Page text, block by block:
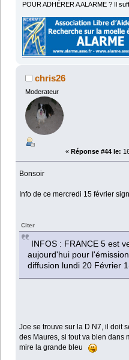
POUR ADHÉRER A ALARME ? Il
chris26
Moderateur
« Réponse #44 le:
Bonsoir
Info de ce mercredi 15 février
Citer
INFOS : FRANCE 5 est
aujourd'hui pour
diffusion lundi 20 Février
Joe se trouve sur la D N7, il doit
des Maures, si tout va bien dans
mire la grande bleu